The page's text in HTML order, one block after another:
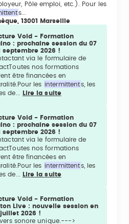
Pôle emploi, etc.). Pour les
s...
13001 Marseille
Void - Formation
: prochaine session du 07
septembre 2026 !
via le formulaire de
nos formations
être financées en
les intermittents, les
de...
Lire la suite
Void - Formation
: prochaine session du 07
septembre 2026 !
via le formulaire de
nos formations
être financées en
les intermittents, les
de...
Lire la suite
Void - Formation
Live : nouvelle session en
2026 !
sonore unique.--->